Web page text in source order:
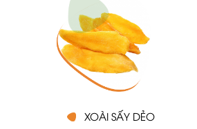
XOÀI SẤY DẺO